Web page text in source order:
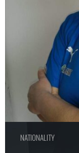
NATIONALITY